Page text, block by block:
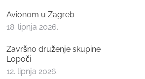
Avionom u Zagreb
18. lipnja 2026.
Završno druženje skupine
Lopoči
12. lipnja 2026.